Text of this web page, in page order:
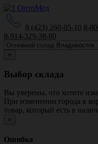
8 (423) 260-05-10 8-
8-914-329-38-80
×
Выбор склада
Вы уверены, что хотите
При изменении города в
товар, который есть в
×
Ошибка